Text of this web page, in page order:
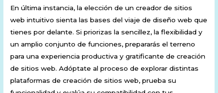
En última instancia, la elección de un creador de sitios
web intuitivo sienta las bases del viaje de diseño web que
tienes por delante. Si priorizas la sencillez, la flexibilidad y
un amplio conjunto de funciones, prepararás el terreno
para una experiencia productiva y gratificante de creación
de sitios web. Adóptate al proceso de explorar distintas
plataformas de creación de sitios web, prueba su